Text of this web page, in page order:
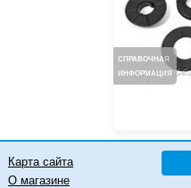
СПРАВОЧНАЯ
ИНФОРМАЦИЯ
Карта сайта
О магазине